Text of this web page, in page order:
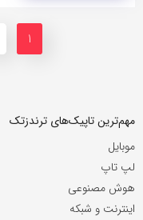
1
مهم‌ترین تاپیک‌های ترندزتک
موبایل
لپ تاپ
هوش مصنوعی
اینترنت و شبکه